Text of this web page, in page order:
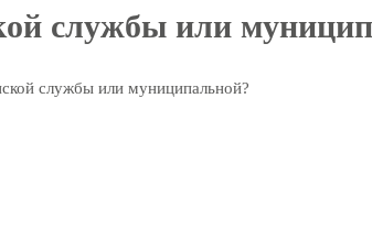
службы или
службы или муниципальной?